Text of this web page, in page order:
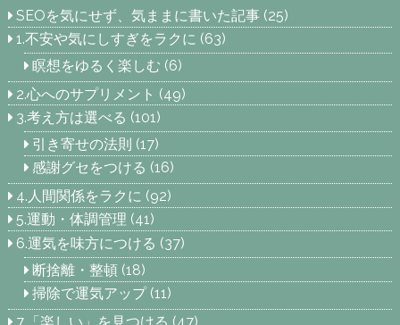
SEOを気にせず、気ままに書いた記事 (25)
1.不安や気にしすぎをラクに (63)
瞑想をゆるく楽しむ (6)
2.心へのサプリメント (49)
3.考え方は選べる (101)
引き寄せの法則 (17)
感謝グセをつける (16)
4.人間関係をラクに (92)
5.運動・体調管理 (41)
6.運気を味方につける (37)
断捨離・整頓(18)
掃除で運気アップ(11)